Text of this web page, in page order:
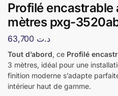
Profilé
mètres pxg-
د.ت
Tout d’abord, ce Profilé
3 mètres, idéal pour une
finition moderne s’adapte
intérieur haut de gamme.